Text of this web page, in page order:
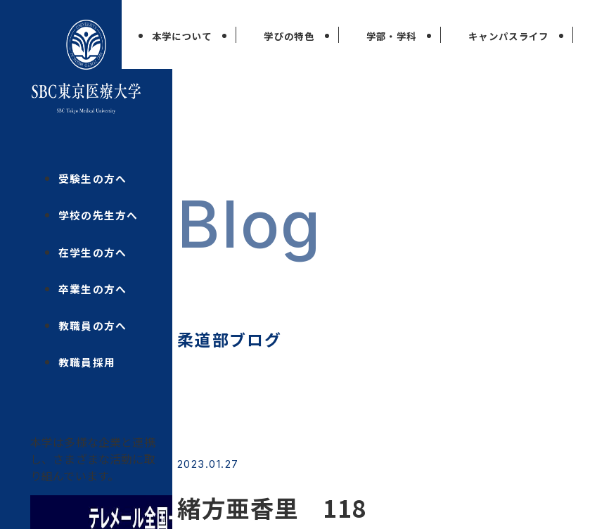
受験生の方へ
学校の先生方へ
在学生の方へ
卒業生の方へ
教職員の方へ
教職員採用
本学は多様な企業と連携
し、さまざまな活動に取
り組んでいます。
本学について 学びの特色 学部・学科 キャンパスライフ
Blog
柔道部ブログ
2023.01.27
緒方亜香里 118